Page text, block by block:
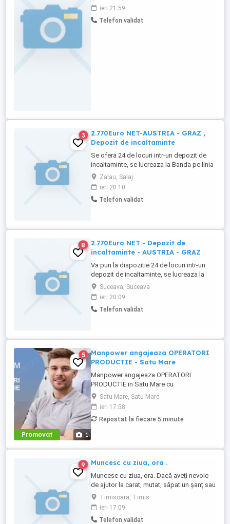
3500-5000 lei net (în funcție de experiență)
program flexibil CERINȚE OBLIGATORII:
Experiență pe un post similar Cunostinte în
ieri 21:59
Telefon validat
3
2.770Euro NET-AUSTRIA - GRAZ ,
Depozit de incaltaminte
Se ofera 24 de locuri intr-un depozit de
incaltaminte, se lucreaza la Banda pe linia
controlului calitati , ambalare si etichetare.
Cazarea este asigurata de catre Angajator
in mod Gratuit dar platit lunar doar
Utilitatile(facturi) - Apartamente de 1-3
Zalau, Salaj
ieri 20:10
Telefon validat
8
2.770Euro NET - Depozit de
incaltaminte - AUSTRIA - GRAZ
Va pun la dispozitie 24 de locuri intr-un
depozit de incaltaminte, se lucreaza la
Banda pe linia controlului calitati ,
ambalare si etichetare. Se lucreaza 8 ore
pe zi programul de lucru fiind unul acesibil
de la ora 09:00 la ora 17:00, Pontajul la
Suceava, Suceava
ieri 20:09
Telefon validat
Promovat 1
5
Manpower angajeaza OPERATORI
PRODUCTIE - Satu Mare
Manpower angajeaza OPERATORI
PRODUCTIE in Satu Mare cu
disponibilitate la 3 schimburi.
Responsabilitati principale: - asamblarea
componentelor electrice si electronice
conform instructiunilor de lucru; -
echipamentelor ...
Satu Mare, Satu Mare
ieri 17:58
Repostat la fiecare 5 minute
9 Muncesc cu ziua, ora .
Muncesc cu ziua, ora. Dacă aveți nevoie
de ajutor la carat, mutat, săpat un șanț sau
altă muncă pe lângă gospodarie, mă
puteți contacta și vă ajut cu plăcere. Doar
în Timișoara.
Timisoara, Timis
ieri 17:09
Telefon validat